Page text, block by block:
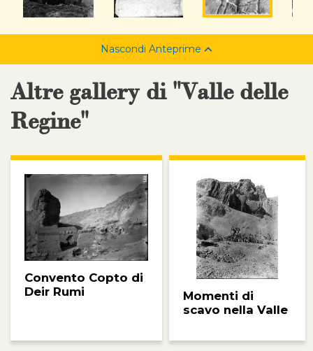
Nascondi Anteprime
Altre gallery di "Valle delle
Regine"
Convento Copto di
Deir Rumi
Momenti di
scavo nella Valle